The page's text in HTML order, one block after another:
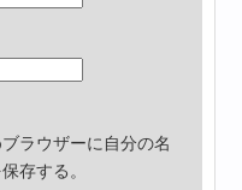
ラウザーに自分の名
存する。